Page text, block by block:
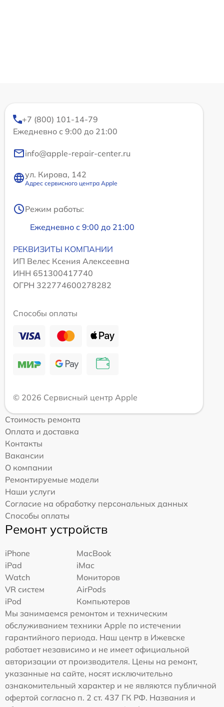
+7 (800) 101-14-79
Ежедневно с 9:00 до 21:00
info@apple-repair-center.ru
ул. Кирова, 142
Адрес сервисного центра Apple
Режим работы:
Ежедневно с 9:00 до 21:00
РЕКВИЗИТЫ КОМПАНИИ
ИП Велес Ксения Алексеевна
ИНН 651300417740
ОГРН 322774600278282
Способы оплаты
© 2026 Сервисный центр Apple
Стоимость ремонта
Оплата и доставка
Контакты
Вакансии
О компании
Ремонтируемые модели
Наши услуги
Согласие на обработку персональных данных
Способы оплаты
Ремонт устройств
iPhone
MacBook
iPad
iMac
Watch
Мониторов
VR систем
AirPods
iPod
Компьютеров
Мы занимаемся ремонтом и техническим
обслуживанием техники Apple по истечении
гарантийного периода. Наш центр в Ижевске
работает независимо и не имеет официальной
авторизации от производителя. Цены на ремонт,
указанные на сайте, носят исключительно
ознакомительный характер и не являются публичной
офертой согласно п. 2 ст. 437 ГК РФ. Названия и